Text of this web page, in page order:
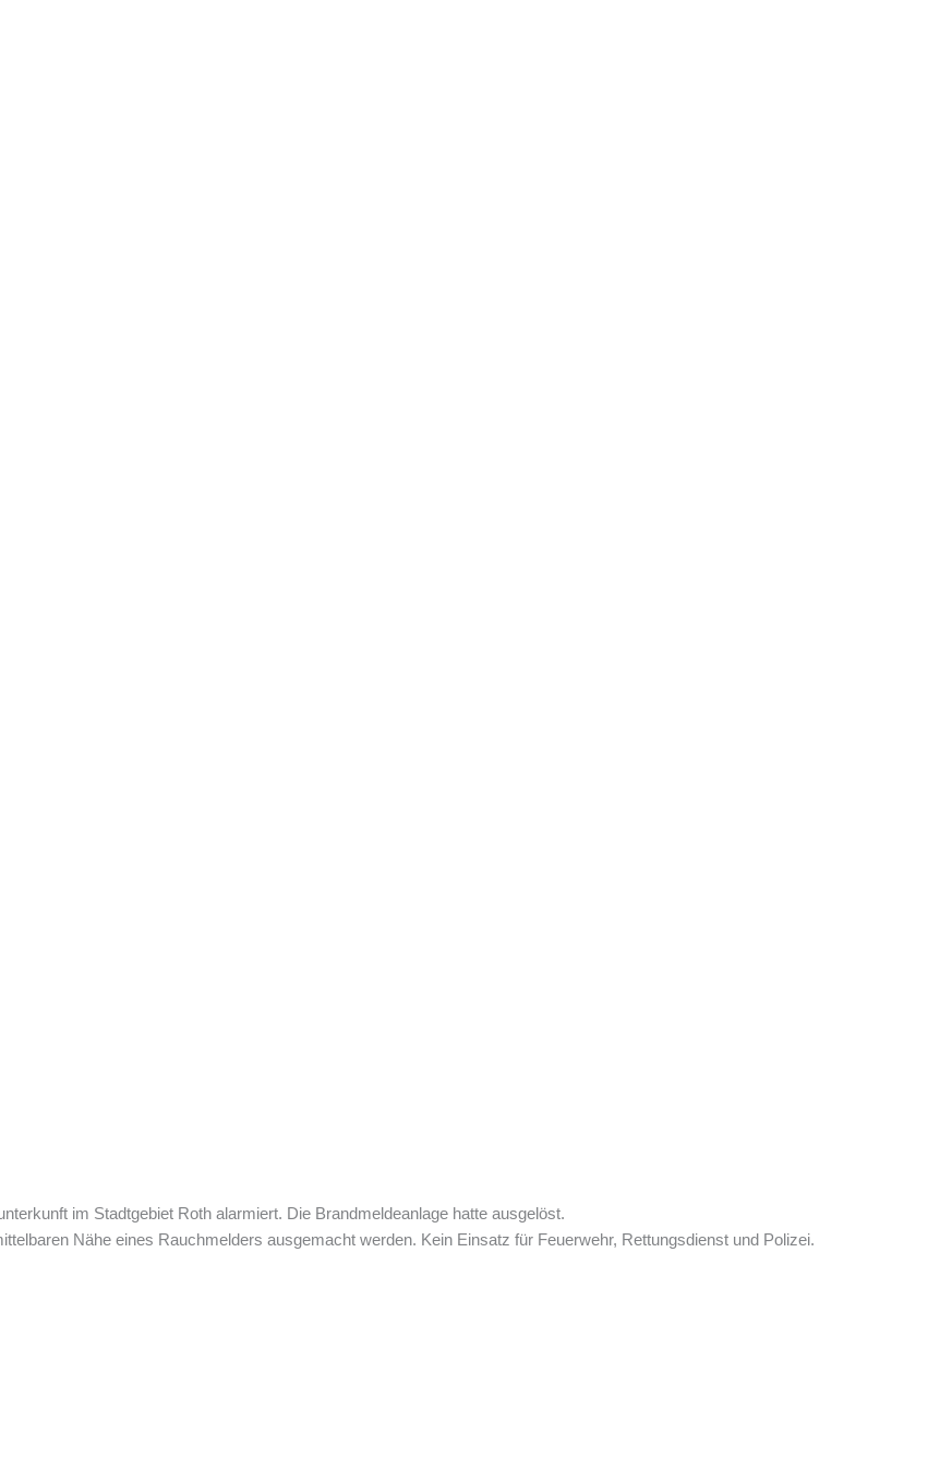
im Stadtgebiet Roth alarmiert. Die Brandmeldeanlage hatte ausgelöst.
Nähe eines Rauchmelders ausgemacht werden. Kein Einsatz für Feuerwehr, Rettungsdienst und Polizei.